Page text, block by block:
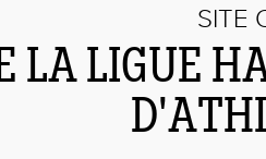
SITE
LA LIGUE